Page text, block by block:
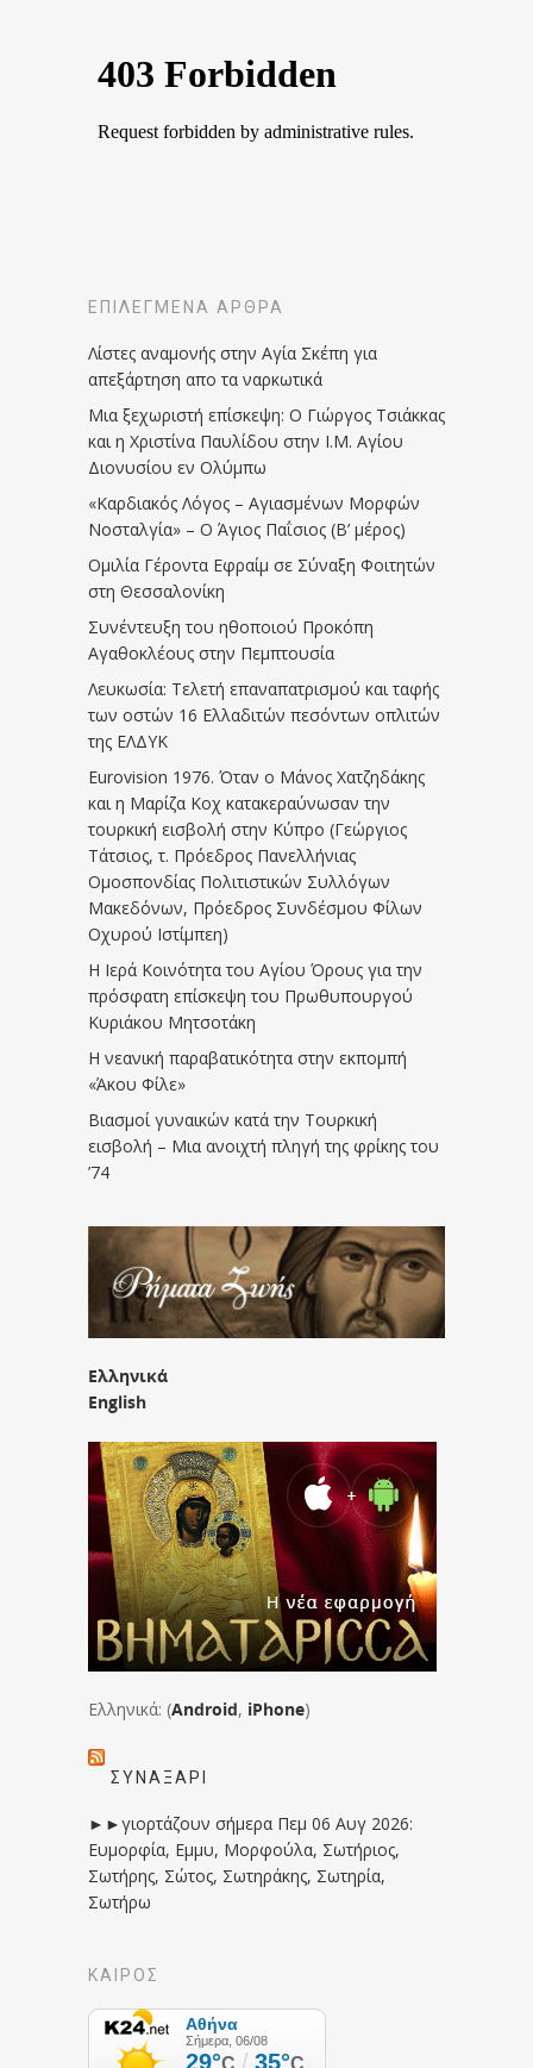
ΕΠΙΛΕΓΜΈΝΑ ΆΡΘΡΑ
Λίστες αναμονής στην Αγία Σκέπη για
απεξάρτηση απο τα ναρκωτικά
Μια ξεχωριστή επίσκεψη: Ο Γιώργος Τσιάκκας
και η Χριστίνα Παυλίδου στην Ι.Μ. Αγίου
Διονυσίου εν Ολύμπω
«Καρδιακός Λόγος – Αγιασμένων Μορφών
Νοσταλγία» – Ο Άγιος Παΐσιος (Β’ μέρος)
Ομιλία Γέροντα Εφραίμ σε Σύναξη Φοιτητών
στη Θεσσαλονίκη
Συνέντευξη του ηθοποιού Προκόπη
Αγαθοκλέους στην Πεμπτουσία
Λευκωσία: Τελετή επαναπατρισμού και ταφής
των οστών 16 Ελλαδιτών πεσόντων οπλιτών
της ΕΛΔΥΚ
Eurovision 1976. Όταν ο Μάνος Χατζηδάκης
και η Μαρίζα Κοχ κατακεραύνωσαν την
τουρκική εισβολή στην Κύπρο (Γεώργιος
Τάτσιος, τ. Πρόεδρος Πανελλήνιας
Ομοσπονδίας Πολιτιστικών Συλλόγων
Μακεδόνων, Πρόεδρος Συνδέσμου Φίλων
Οχυρού Ιστίμπεη)
Η Ιερά Κοινότητα του Αγίου Όρους για την
πρόσφατη επίσκεψη του Πρωθυπουργού
Κυριάκου Μητσοτάκη
Η νεανική παραβατικότητα στην εκπομπή
«Άκου Φίλε»
Βιασμοί γυναικών κατά την Τουρκική
εισβολή – Μια ανοιχτή πληγή της φρίκης του
’74
Ελληνικά
English
Ελληνικά: (Android, iPhone)
ΣΥΝΑΞΆΡΙ
►►γιορτάζουν σήμερα Πεμ 06 Αυγ 2026:
Ευμορφία, Εμμυ, Μορφούλα, Σωτήριος,
Σωτήρης, Σώτος, Σωτηράκης, Σωτηρία,
Σωτήρω
ΚΑΙΡΟΣ